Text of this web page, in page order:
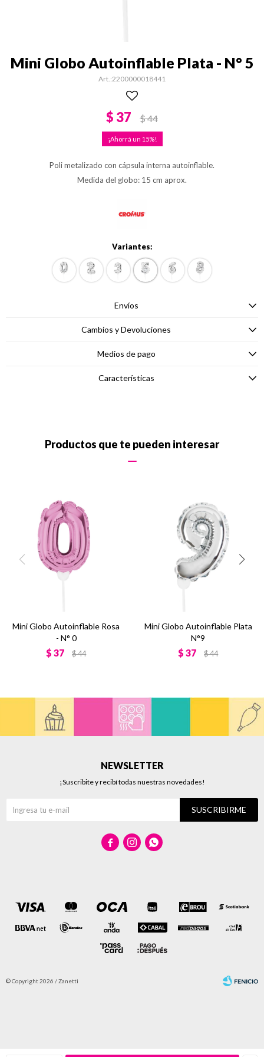
Mini Globo Autoinflable Plata - N° 5
2200000018441
$ 37 $44
15
Poli metalizado con cápsula interna autoinflable.
Medida del globo: 15 cm aprox.
Variantes:
Envíos
Cambios y Devoluciones
Medios de pago
Características
Productos que te pueden interesar
Mini Globo Autoinflable Rosa
- N° 0
$ 37 $44
Mini Globo Autoinflable Plata
N°9
$ 37 $44
NEWSLETTER
¡Suscribite y recibí todas nuestras novedades!
SUSCRIBIRME
  
© Copyright 2026 / Zanetti